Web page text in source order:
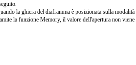
la ghiera del diaframma è posizionata sulla
la funzione Memory, il valore dell'apertura non viene